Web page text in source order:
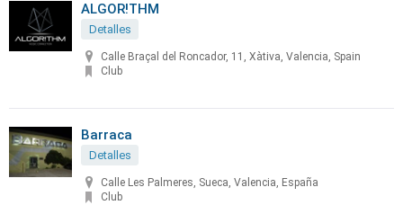
ALGOR!THM
Detalles
Calle Braçal del Roncador, 11, Xàtiva, Valencia, Spain
Club
Barraca
Detalles
Calle Les Palmeres, Sueca, Valencia, España
Club